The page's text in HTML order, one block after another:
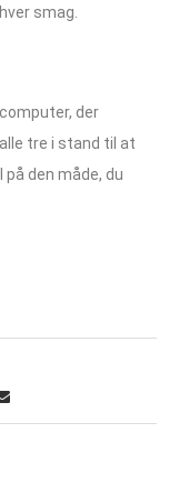
smag.
der
tre i stand til at
den måde, du